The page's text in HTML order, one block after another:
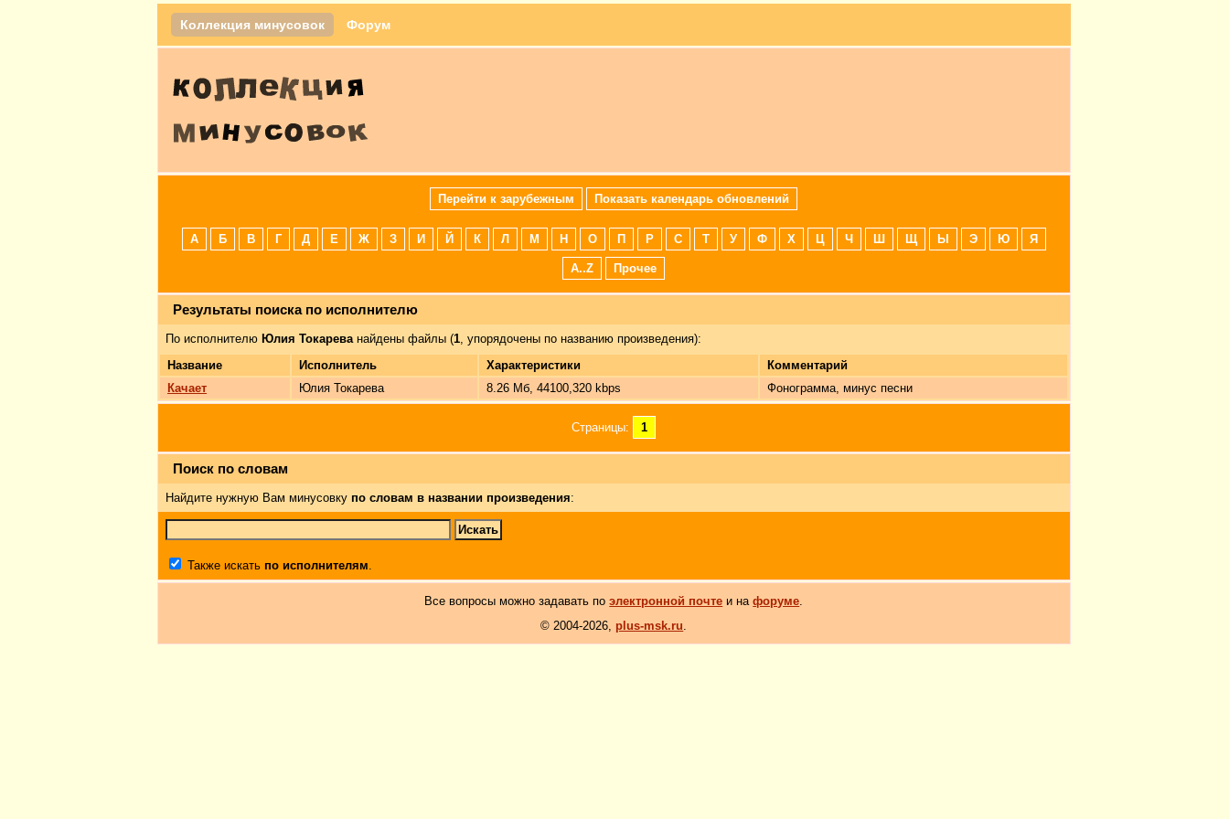
Коллекция минусовок Форум
Перейти к зарубежным Показать календарь обновлений
А Б В Г Д Е Ж З И Й К Л М Н О П Р С Т У Ф Х Ц Ч Ш Щ Ы Э Ю Я
A..Z Прочее
Результаты поиска по исполнителю
По исполнителю Юлия Токареванайдены файлы (1, упорядочены по названию произведения):
Название
Исполнитель Характеристики
Комментарий
Качает
Юлия Токарева 8.26 Мб, 44100,320 kbps Фонограмма, минус песни
Страницы: 1
Поиск по словам
Найдите нужную Вам минусовку по словам в названии произведения:
Также искать по исполнителям.
Все вопросы можно задавать поэлектронной почте и нафоруме
© 2004-2026, plus-msk.ru